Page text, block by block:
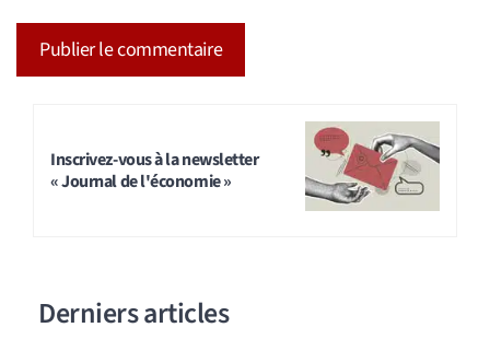
Inscrivez-vous à la newsletter
« Journal de l'économie »
Derniers articles